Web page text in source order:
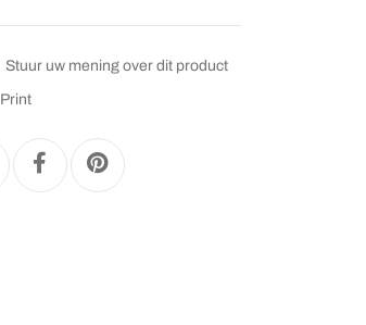
Stuur uw mening over dit product
Print